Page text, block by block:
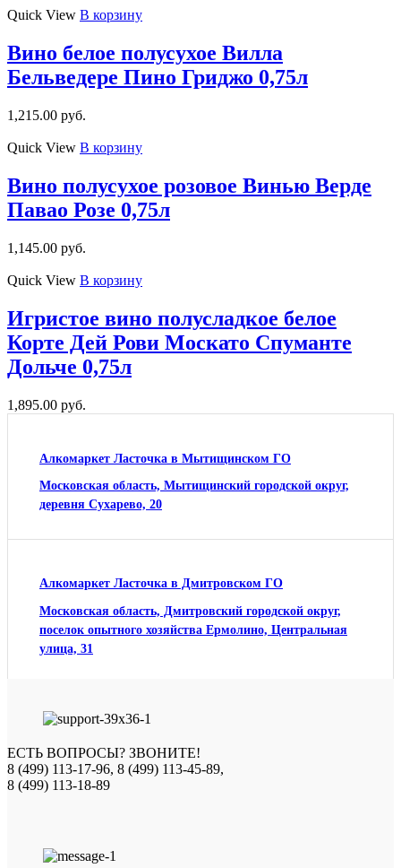
Quick View В корзину
Вино белое полусухое Вилла
Бельведере Пино Гриджо 0,75л
1,215.00 руб.
Quick View В корзину
Вино полусухое розовое Винью Верде
Павао Розе 0,75л
1,145.00 руб.
Quick View В корзину
Игристое вино полусладкое белое
Корте Дей Рови Москато Спуманте
Дольче 0,75л
1,895.00 руб.
Алкомаркет Ласточка в Мытищинском ГО
Московская область, Мытищинский городской округ,
деревня Сухарево, 20
Алкомаркет Ласточка в Дмитровском ГО
Московская область, Дмитровский городской округ,
поселок опытного хозяйства Ермолино, Центральная
улица, 31
ЕСТЬ ВОПРОСЫ? ЗВОНИТЕ!
8 (499) 113-17-96, 8 (499) 113-45-89,
8 (499) 113-18-89